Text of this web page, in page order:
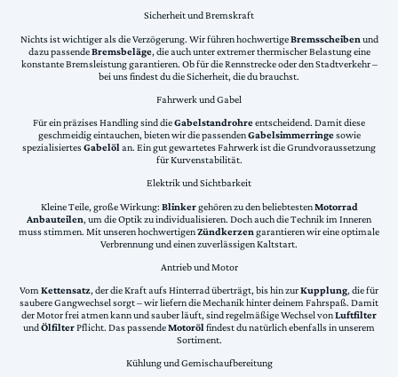
Sicherheit und Bremskraft
Nichts ist wichtiger als die Verzögerung. Wir führen hochwertigeBremsscheiben und
dazu passendeBremsbeläge, die auch unter extremer thermischer Belastung eine
konstante Bremsleistung garantieren. Ob für die Rennstrecke oder den Stadtverkehr –
bei uns findest du die Sicherheit, die du brauchst.
Fahrwerk und Gabel
Für ein präzises Handling sind dieGabelstandrohreentscheidend. Damit diese
geschmeidig eintauchen, bieten wir die passendenGabelsimmerringesowie
spezialisiertesGabelölan. Ein gut gewartetes Fahrwerk ist die Grundvoraussetzung
für Kurvenstabilität.
Elektrik und Sichtbarkeit
Kleine Teile, große Wirkung: Blinkergehören zu den beliebtestenMotorrad
Anbauteilen, um die Optik zu individualisieren. Doch auch die Technik im Inneren
muss stimmen. Mit unseren hochwertigenZündkerzen garantieren wir eine optimale
Verbrennung und einen zuverlässigen Kaltstart.
Antrieb und Motor
VomKettensatz, der die Kraft aufs Hinterrad überträgt, bis hin zurKupplung, die für
saubere Gangwechsel sorgt – wir liefern die Mechanik hinter deinem Fahrspaß. Damit
der Motor frei atmen kann und sauber läuft, sind regelmäßige Wechsel vonLuftfilter
undÖlfilterPflicht. Das passendeMotorölfindest du natürlich ebenfalls in unserem
Sortiment.
Kühlung und Gemischaufbereitung